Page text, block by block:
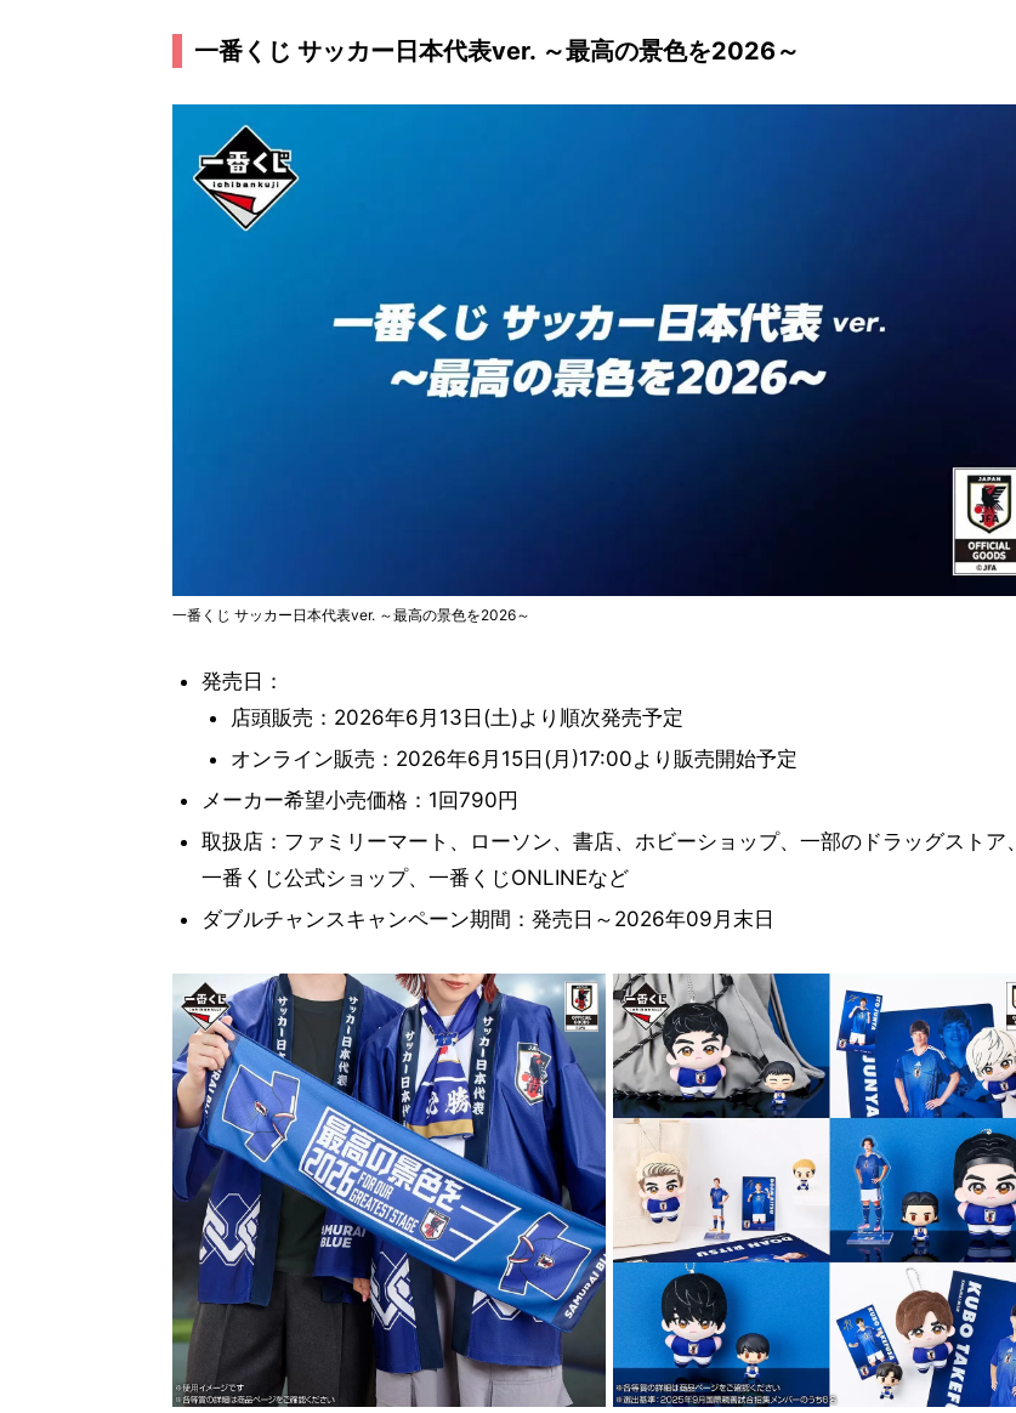
一番くじ サッカー日本代表ver. ～最高の景色を2026～
一番くじ サッカー日本代表ver. ～最高の景色を2026～
発売日：
店頭販売：2026年6月13日(土)より順次発売予定
オンライン販売：2026年6月15日(月)17:00より販売開始予定
メーカー希望小売価格：1回790円
取扱店：ファミリーマート、ローソン、書店、ホビーショップ、一部のドラッグストア、
一番くじ公式ショップ、一番くじONLINEなど
ダブルチャンスキャンペーン期間：発売日～2026年09月末日